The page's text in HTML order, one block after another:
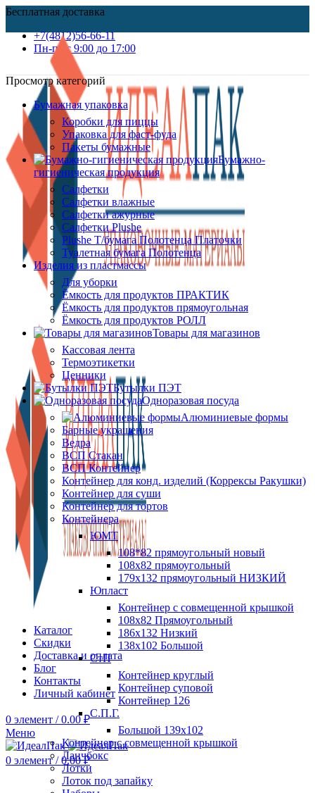
Бесплатная доставка
+7(4812)56-66-11
Пн-пт c 9:00 до 17:00
Каталог
Скидки
Доставка и оплата
Блог
Контакты
Личный кабинет
0 элемент / 0.00₽
Меню
0 элемент / 0.00₽
Просмотр категорий
Бумажная упаковка
Коробки для пиццы
Упаковка для фаст-фуда
Пакеты бумажные
Бумажно-
гигиеническая продукция
Салфетки
Салфетки влажные
Салфетки ажурные
Салфетки Plushe
Plushe Т/бумага Полотенца Платочки
Туалетная бумага Полотенца
Изделия из пластмассы
Для уборки
Ёмкость для продуктов ПРАКТИК
Ёмкость для продуктов прямоугольная
Ёмкость для продуктов РОЛЛ
Товары для магазинов
Кассовая лента
Термоэтикетки
Ценники
Бутылки ПЭТ
Одноразовая посуда
Алюминиевые формы
Барные украшения
Ведра
ВСП Стакан
ВСП Контейнер
Контейнер для конд. изделий (Коррексы Ракушки)
Контейнер для суши
Контейнер для тортов
Контейнера
ЮМТ
108*82 прямоугольный новый
108х82 прямоугольный
179х132 прямоугольный НИЗКИЙ
Юпласт
Контейнер с совмещенной крышкой
108х82 Прямоугольный
186х132 Низкий
138х102 Большой
СтП
Контейнер круглый
Контейнер суповой
Контейнер 126
С.П.Г.
Большой 139х102
Контейнер с совмещенной крышкой
Ланчбокс
Лотки
Лоток под запайку